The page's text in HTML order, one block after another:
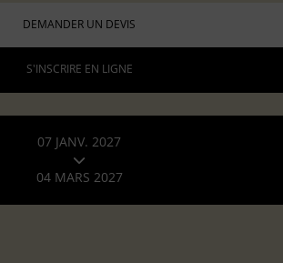
DEMANDER UN DEVIS
S'INSCRIRE EN LIGNE
07 JANV. 2027
04 MARS 2027